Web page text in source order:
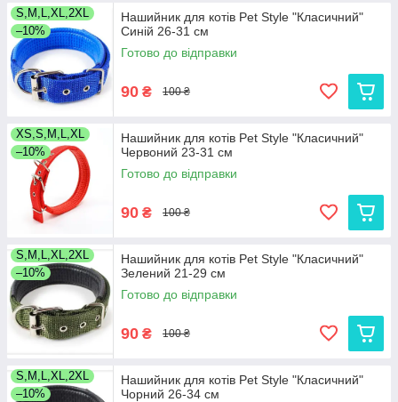
S,M,L,XL,2XL
–10%
Нашийник для котів Pet Style "Класичний"
Синій 26-31 см
Готово до відправки
90 ₴ 100 ₴
XS,S,M,L,XL
–10%
Нашийник для котів Pet Style "Класичний"
Червоний 23-31 см
Готово до відправки
90 ₴ 100 ₴
S,M,L,XL,2XL
–10%
Нашийник для котів Pet Style "Класичний"
Зелений 21-29 см
Готово до відправки
90 ₴ 100 ₴
S,M,L,XL,2XL
–10%
Нашийник для котів Pet Style "Класичний"
Чорний 26-34 см